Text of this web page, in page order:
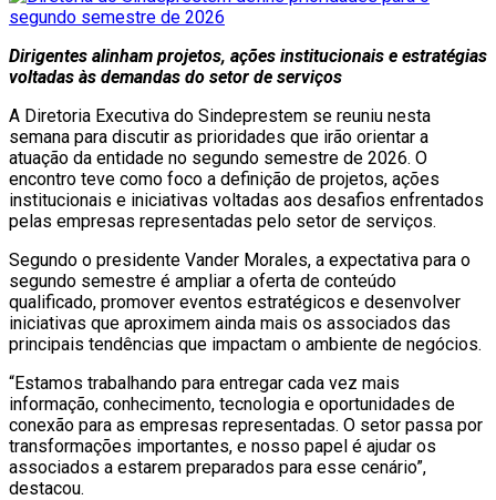
Dirigentes alinham projetos, ações institucionais e estratégias
voltadas às demandas do setor de serviços
A Diretoria Executiva do Sindeprestem se reuniu nesta
semana para discutir as prioridades que irão orientar a
atuação da entidade no segundo semestre de 2026. O
encontro teve como foco a definição de projetos, ações
institucionais e iniciativas voltadas aos desafios enfrentados
pelas empresas representadas pelo setor de serviços.
Segundo o presidente Vander Morales, a expectativa para o
segundo semestre é ampliar a oferta de conteúdo
qualificado, promover eventos estratégicos e desenvolver
iniciativas que aproximem ainda mais os associados das
principais tendências que impactam o ambiente de negócios.
“Estamos trabalhando para entregar cada vez mais
informação, conhecimento, tecnologia e oportunidades de
conexão para as empresas representadas. O setor passa por
transformações importantes, e nosso papel é ajudar os
associados a estarem preparados para esse cenário”,
destacou.